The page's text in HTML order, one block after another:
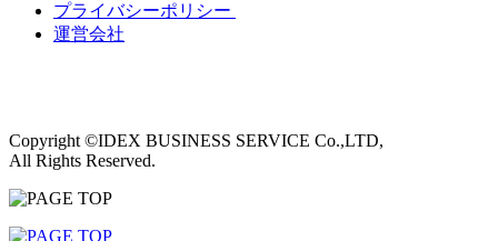
プライバシーポリシー
運営会社
Copyright ©IDEX BUSINESS SERVICE Co.,LTD,
All Rights Reserved.